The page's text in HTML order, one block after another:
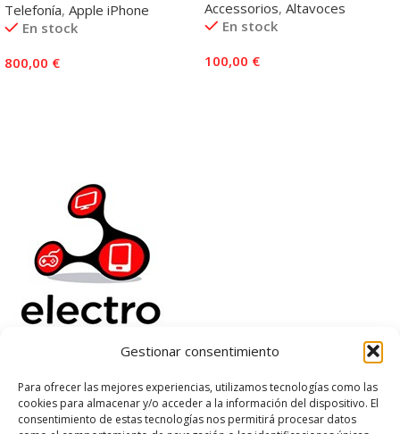
Gestionar consentimiento
Para ofrecer las mejores experiencias, utilizamos tecnologías como las
cookies para almacenar y/o acceder a la información del dispositivo. El
consentimiento de estas tecnologías nos permitirá procesar datos
Telefonía, Apple iPhone
En stock
800,00 €
Accessorios, Altavoces
En stock
100,00 €
Electrorenover
Ayuda
Legal